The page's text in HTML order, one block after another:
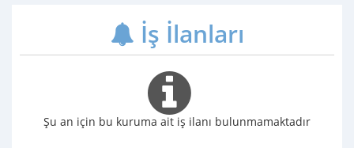
İş İlanları
Şu an için bu kuruma ait iş ilanı bulunmamaktadır